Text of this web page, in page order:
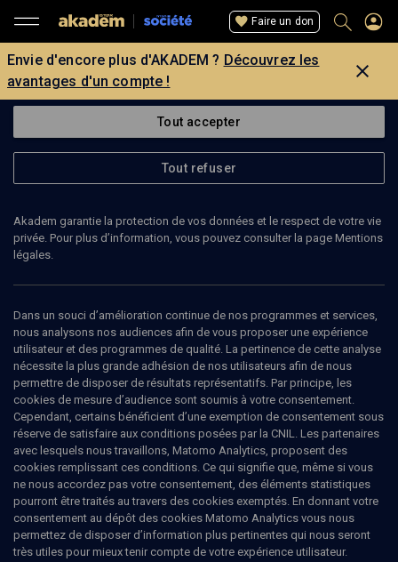
Faire un don
Envie d'encore plus d'AKADEM ? Découvrez les
avantages d'un compte !
ENTRETIEN
Vers un #Metoo 'harédi
Affaire Chaïm Walder
Ruben Honigmann, journaliste
Noémie Issan-Benchimol, philosophe
04 janvier 2022
ESPRIT DU TEMPS • MAGAZINE • VIE JUIVE
Tout accepter
Tout refuser
Akadem garantie la protection de vos données et le respect de votre vie
privée. Pour plus d’information, vous pouvez consulter la page Mentions
légales.
Dans un souci d’amélioration continue de nos programmes et services,
nous analysons nos audiences afin de vous proposer une expérience
utilisateur et des programmes de qualité. La pertinence de cette analyse
nécessite la plus grande adhésion de nos utilisateurs afin de nous
permettre de disposer de résultats représentatifs. Par principe, les
cookies de mesure d’audience sont soumis à votre consentement.
Cependant, certains bénéficient d’une exemption de consentement sous
réserve de satisfaire aux conditions posées par la CNIL. Les partenaires
avec lesquels nous travaillons, Matomo Analytics, proposent des
cookies remplissant ces conditions. Ce qui signifie que, même si vous
ne nous accordez pas votre consentement, des éléments statistiques
pourront être traités au travers des cookies exemptés. En donnant votre
consentement au dépôt des cookies Matomo Analytics vous nous
permettez de disposer d’information plus pertinentes qui nous seront
très utiles pour mieux tenir compte de votre expérience utilisateur.